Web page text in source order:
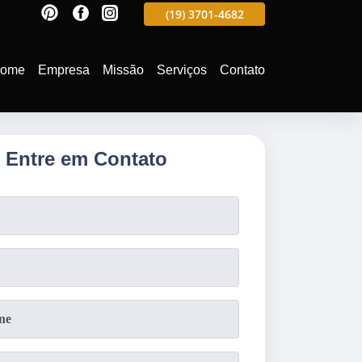
(19) 3701-4988 (19) 3701-4682
Empresa Missão Serviços Contato
Entre em Contato